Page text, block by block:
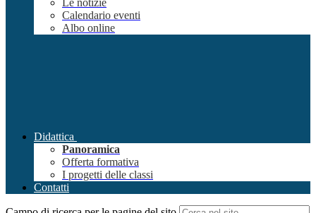
Le notizie
Calendario eventi
Albo online
Didattica
Panoramica
Offerta formativa
I progetti delle classi
Contatti